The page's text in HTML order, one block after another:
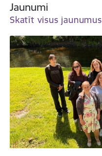
Jaunumi
Skatīt visus jaunumus